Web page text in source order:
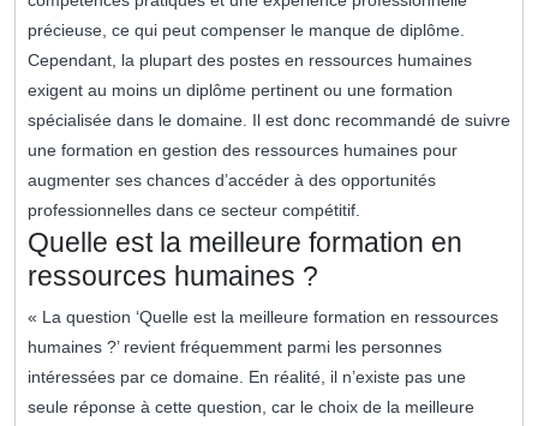
précieuse, ce qui peut compenser le manque de diplôme.
Cependant, la plupart des postes en ressources humaines
exigent au moins un diplôme pertinent ou une formation
spécialisée dans le domaine. Il est donc recommandé de suivre
une formation en gestion des ressources humaines pour
augmenter ses chances d’accéder à des opportunités
professionnelles dans ce secteur compétitif.
Quelle est la meilleure formation en
ressources humaines ?
« La question ‘Quelle est la meilleure formation en ressources
humaines ?’ revient fréquemment parmi les personnes
intéressées par ce domaine. En réalité, il n’existe pas une
seule réponse à cette question, car le choix de la meilleure